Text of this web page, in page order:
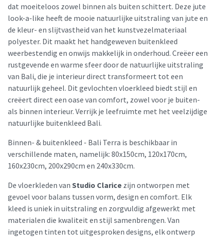
dat moeiteloos zowel binnen als buiten schittert. Deze jute
look-a-like heeft de mooie natuurlijke uitstraling van jute en
de kleur- en slijtvastheid van het kunstvezelmateriaal
polyester. Dit maakt het handgeweven buitenkleed
weerbestendig en onwijs makkelijk in onderhoud. Creëer een
rustgevende en warme sfeer door de natuurlijke uitstraling
van Bali, die je interieur direct transformeert tot een
natuurlijk geheel. Dit gevlochten vloerkleed biedt stijl en
creëert direct een oase van comfort, zowel voor je buiten-
als binnen interieur. Verrijk je leefruimte met het veelzijdige
natuurlijke buitenkleed Bali.
Binnen- & buitenkleed - Bali Terra is beschikbaar in
verschillende maten, namelijk: 80x150cm, 120x170cm,
160x230cm, 200x290cm en 240x330cm.
De vloerkleden van Studio Clarice zijn ontworpen met
gevoel voor balans tussen vorm, design en comfort. Elk
kleed is uniek in uitstraling en zorgvuldig afgewerkt met
materialen die kwaliteit en stijl samenbrengen. Van
ingetogen tinten tot uitgesproken designs, elk ontwerp